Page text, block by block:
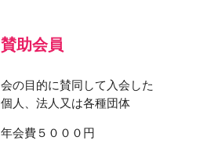
賛助会員
会の目的に賛同して入会した
個人、法人又は各種団体
年会費５０００円